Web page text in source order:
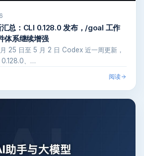
总：CLI 0.128.0 发布，/goal 工作
体系继续增强
25 日至 5 月 2 日 Codex 近一周更新，
0.128.0、…
阅读